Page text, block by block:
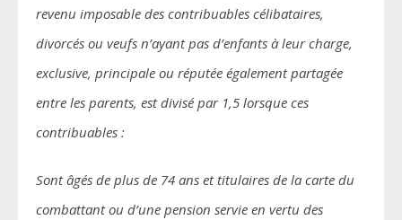
revenu imposable des contribuables célibataires,
divorcés ou veufs n’ayant pas d’enfants à leur charge,
exclusive, principale ou réputée également partagée
entre les parents, est divisé par 1,5 lorsque ces
contribuables :
Sont âgés de plus de 74 ans et titulaires de la carte du
combattant ou d’une pension servie en vertu des